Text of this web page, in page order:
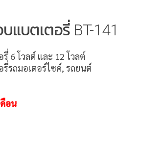
แบตเตอรี่ BT-141
6 โวลต์ และ 12 โวลต์
รถมอเตอร์ไซค์, รถยนต์
อน